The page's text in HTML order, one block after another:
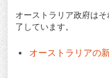
オーストラリア政府は
了しています。
オーストラリアの